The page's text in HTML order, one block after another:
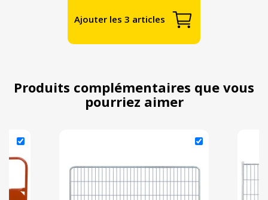
Ajouter les 3 articles
Produits complémentaires que vous
pourriez aimer